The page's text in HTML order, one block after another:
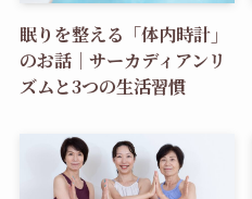
眠りを整える「体内時計」
のお話｜サーカディアンリ
ズムと3つの生活習慣